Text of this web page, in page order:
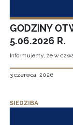
GODZINY
5.06.2026 R.
Informujemy, że w
3 czerwca, 2026
SIEDZIBA